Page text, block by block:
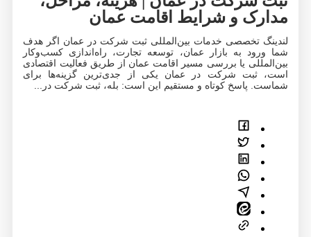
مدارک و شرایط اقامت عمان
لندینگ تخصصی خدمات بین‌المللی ثبت شرکت در عمان اگر هدف
شما ورود به بازار عمان، توسعه تجارت، راه‌اندازی کسب‌وکار
بین‌المللی یا بررسی مسیر اقامت عمان از طریق فعالیت اقتصادی
است، ثبت شرکت در عمان یکی از جدی‌ترین گزینه‌ها برای
شماست. پاسخ کوتاه و مستقیم این است: بله، ثبت شرکت در...